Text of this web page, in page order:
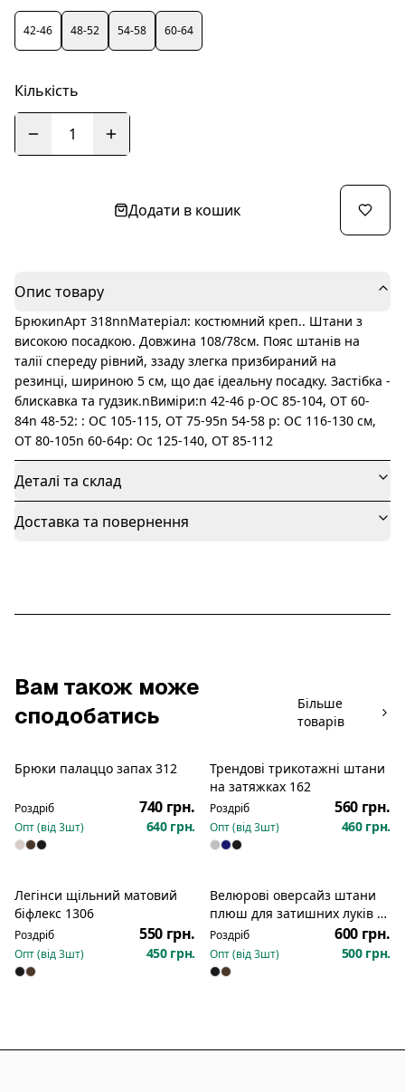
42-46 48-52 54-58 60-64
Кількість
1
Додати в кошик
Опис товару
БрюкиnАрт 318nnМатеріал: костюмний креп.. Штани з
високою посадкою. Довжина 108/78см. Пояс штанів на
талії спереду рівний, ззаду злегка призбираний на
резинці, шириною 5 см, що дає ідеальну посадку. Застібка -
блискавка та гудзик.nВиміри:n 42-46 р-ОС 85-104, ОТ 60-
84n 48-52: : ОС 105-115, ОТ 75-95n 54-58 р: ОС 116-130 см,
ОТ 80-105n 60-64р: Ос 125-140, ОТ 85-112
Деталі та склад
Доставка та повернення
Вам також може
сподобатись
Більше
товарів
Брюки палаццо запах 312
Роздріб 740 грн.
Опт (від3шт) 640 грн.
Новинка
Трендові трикотажні штани
на затяжках 162
Роздріб 560 грн.
Опт (від3шт) 460 грн.
Легінси щільний матовий
біфлекс 1306
Роздріб 550 грн.
Опт (від3шт) 450 грн.
Велюрові оверсайз штани
плюш для затишних луків з
затяжками знизу 1250
Роздріб 600 грн.
Опт (від3шт) 500 грн.